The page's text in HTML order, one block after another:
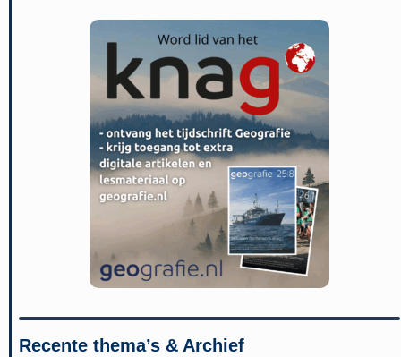
Recente thema’s & Archief